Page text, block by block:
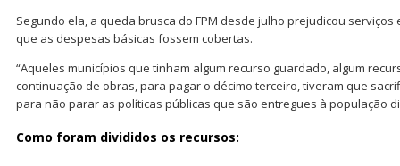
Segundo ela, a queda brusca do FPM desde julho prejudicou
que as despesas básicas fossem cobertas.
“Aqueles municípios que tinham algum recurso guardado, algum
continuação de obras, para pagar o décimo terceiro, tiveram que
para não parar as políticas públicas que são entregues à população
Como foram divididos os recursos: